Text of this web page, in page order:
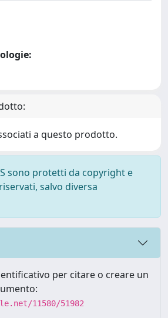
a questo prodotto.
sono protetti da copyright e
salvo diversa
per citare o creare un
11580/51982